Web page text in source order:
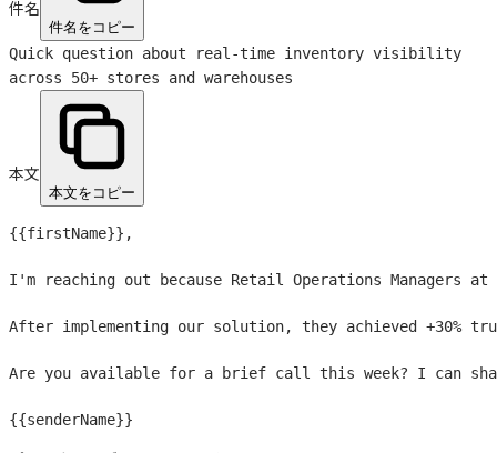
件名
件名をコピー
Quick question about real-time inventory visibility
across 50+ stores and warehouses
本文
本文をコピー
{{firstName}} ,
I'm reaching out because Retail Operations
After implementing our solution, they achieved +30%
Are you available for a brief call this week? I can
{{senderName}}